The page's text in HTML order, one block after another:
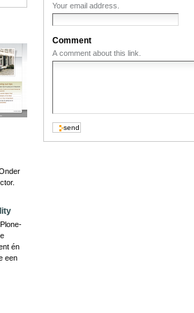
én
een
Your email address.
Comment
A comment about this link.